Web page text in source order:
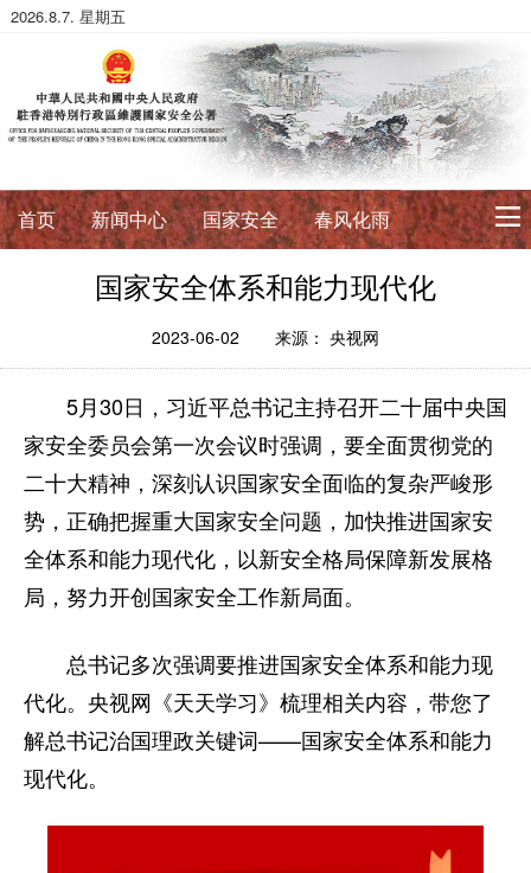
2026.8.7. 星期五
首页 新闻中心 国家安全 春风化雨
公署简介 署长寄语
法治典范
护航伟业 法政论丛 法治进行时
法律数据库
香港国安法
国安案例 环球视角
家国在怀
国家安全体系和能力现代化
2023-06-02 来源： 央视网
5月30日，习近平总书记主持召开二十届中央国
家安全委员会第一次会议时强调，要全面贯彻党的
二十大精神，深刻认识国家安全面临的复杂严峻形
势，正确把握重大国家安全问题，加快推进国家安
全体系和能力现代化，以新安全格局保障新发展格
局，努力开创国家安全工作新局面。
总书记多次强调要推进国家安全体系和能力现
代化。央视网《天天学习》梳理相关内容，带您了
解总书记治国理政关键词——国家安全体系和能力
现代化。